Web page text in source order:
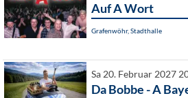
Auf A Wort
Grafenwöhr, Stadthalle
Sa 20. Februar 2027
Da Bobbe - A